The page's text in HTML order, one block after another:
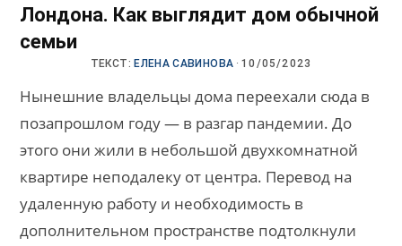
Лондона. Как выглядит дом обычной
семьи
ТЕКСТ: ЕЛЕНА САВИНОВА ·10/05/2023
Нынешние владельцы дома переехали сюда в
позапрошлом году — в разгар пандемии. До
этого они жили в небольшой двухкомнатной
квартире неподалеку от центра. Перевод на
удаленную работу и необходимость в
дополнительном пространстве подтолкнули